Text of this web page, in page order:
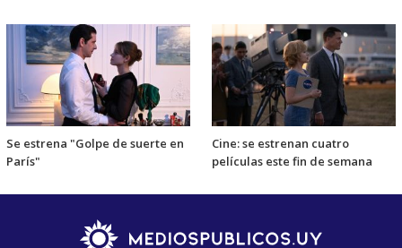
Se estrena "Golpe de suerte en
París"
Cine: se estrenan cuatro
películas este fin de semana